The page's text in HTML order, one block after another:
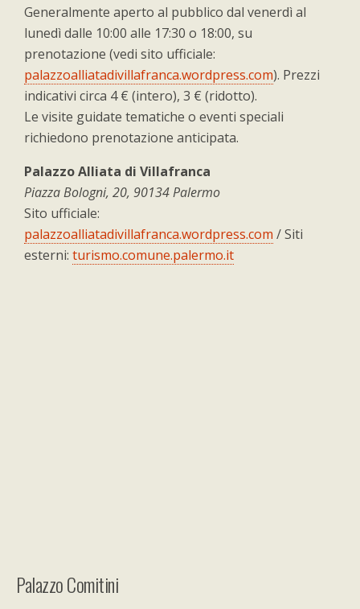
Generalmente aperto al pubblico dal venerdì al
lunedì dalle 10:00 alle 17:30 o 18:00, su
prenotazione (vedi sito ufficiale:
palazzoalliatadivillafranca.wordpress.com). Prezzi
indicativi circa 4 € (intero), 3 € (ridotto).
Le visite guidate tematiche o eventi speciali
richiedono prenotazione anticipata.
Palazzo Alliata di Villafranca
Piazza Bologni, 20, 90134 Palermo
Sito ufficiale:
palazzoalliatadivillafranca.wordpress.com / Siti
esterni: turismo.comune.palermo.it
Palazzo Comitini